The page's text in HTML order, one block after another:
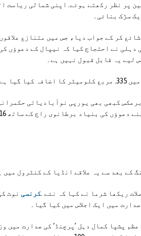
پر نظر رکھتے ہوئے. اپنی شمالی ریاست
سڑک بنائی۔
کر کے جواب دیا، جس میں متنازع
دہلی نے احتجاج کیا کہ نیپال کے دعوؤں
لیے یہ قابل قبول نہیں ہے۔
ہے۔
کبھی بھی یورپی نوآبادیاتی
ریکھا شرما نے کہا کہ نئے . کرنسی نوٹ
میں ایک اجلاس میں کیا گیا۔
پشپا کمال دہل ’پرچنڈ‘ کی صدارت میں